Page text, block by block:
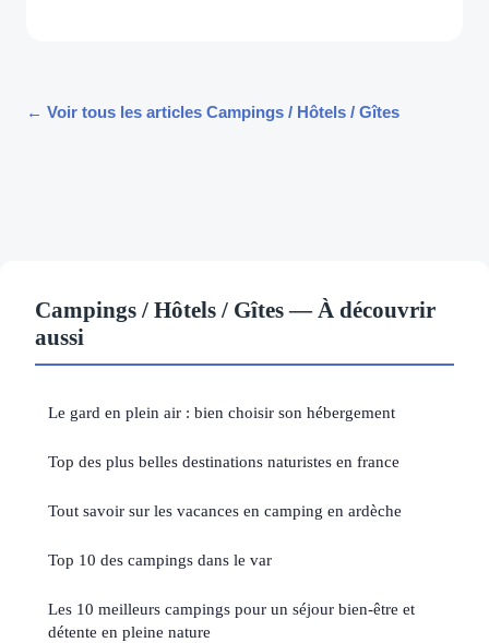
← Voir tous les articles Campings / Hôtels / Gîtes
Campings / Hôtels / Gîtes — À découvrir
aussi
Le gard en plein air : bien choisir son hébergement
Top des plus belles destinations naturistes en france
Tout savoir sur les vacances en camping en ardèche
Top 10 des campings dans le var
Les 10 meilleurs campings pour un séjour bien-être et
détente en pleine nature